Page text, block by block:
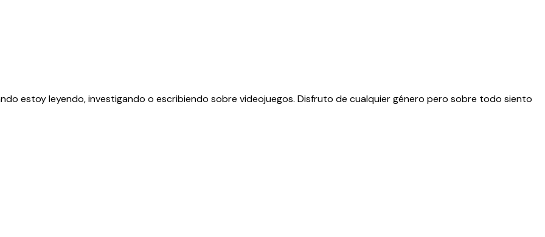
estoy leyendo, investigando o escribiendo sobre videojuegos. Disfruto de cualquier género pero sobre todo siento